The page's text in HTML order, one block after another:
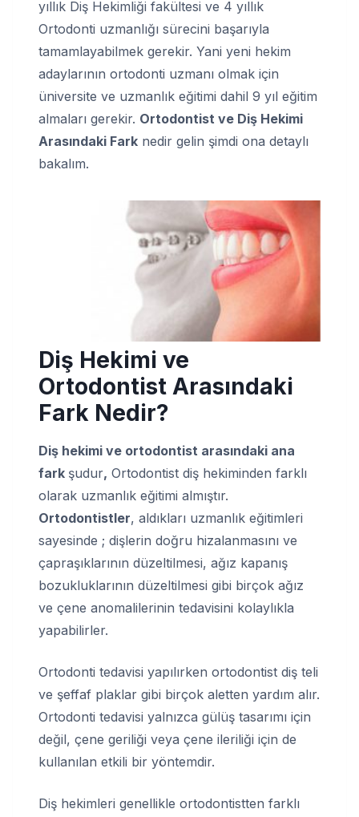
yıllık Diş Hekimliği fakültesi ve 4 yıllık
Ortodonti uzmanlığı sürecini başarıyla
tamamlayabilmek gerekir. Yani yeni hekim
adaylarının ortodonti uzmanı olmak için
üniversite ve uzmanlık eğitimi dahil 9 yıl eğitim
almaları gerekir. Ortodontist ve Diş Hekimi
Arasındaki Fark nedir gelin şimdi ona detaylı
bakalım.
Diş Hekimi ve
Ortodontist Arasındaki
Fark Nedir?
Diş hekimi ve ortodontist arasındaki ana
fark şudur, Ortodontist diş hekiminden farklı
olarak uzmanlık eğitimi almıştır.
Ortodontistler, aldıkları uzmanlık eğitimleri
sayesinde ; dişlerin doğru hizalanmasını ve
çapraşıklarının düzeltilmesi, ağız kapanış
bozukluklarının düzeltilmesi gibi birçok ağız
ve çene anomalilerinin tedavisini kolaylıkla
yapabilirler.
Ortodonti tedavisi yapılırken ortodontist diş teli
ve şeffaf plaklar gibi birçok aletten yardım alır.
Ortodonti tedavisi yalnızca gülüş tasarımı için
değil, çene geriliği veya çene ileriliği için de
kullanılan etkili bir yöntemdir.
Diş hekimleri genellikle ortodontistten farklı